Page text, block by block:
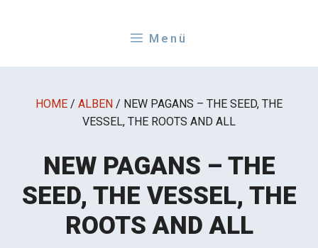
Menü
HOME / ALBEN / NEW PAGANS – THE SEED, THE
VESSEL, THE ROOTS AND ALL
NEW PAGANS – THE
SEED, THE VESSEL, THE
ROOTS AND ALL